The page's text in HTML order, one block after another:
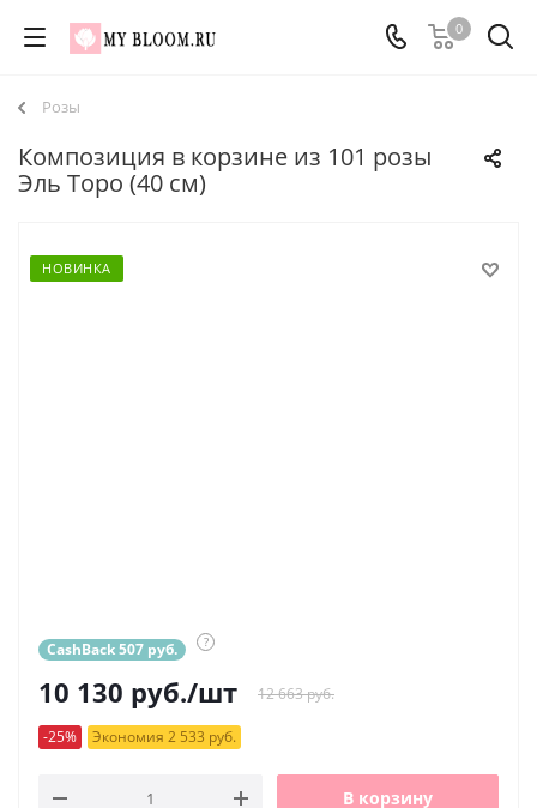
0
Розы
Композиция в корзине из 101 розы
Эль Торо (40 см)
НОВИНКА
CashBack 507 руб. ?
10 130 руб./шт 12 663 руб.
-25% Экономия 2 533 руб.
В корзину